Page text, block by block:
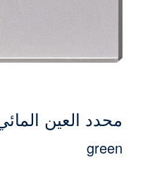
محدد العين
green